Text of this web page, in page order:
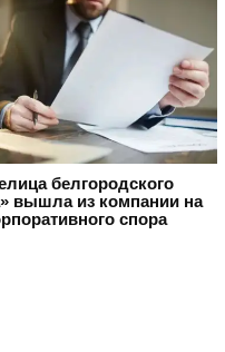
белгородского
вышла из компании на
спора